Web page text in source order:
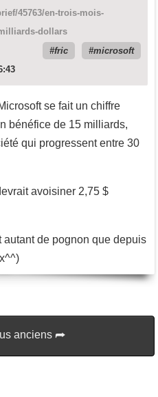
45763/en-trois-mois-
dollars
fric
microsoft
se fait un chiffre
bénéfice de 15 milliards,
qui progressent entre 30
avoisiner 2,75 $
autant de pognon que depuis
anciens